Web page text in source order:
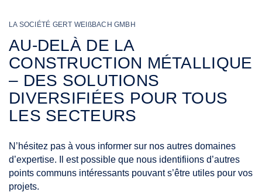
LA SOCIÉTÉ GERT WEI ßBACH GMBH
AU-DELÀ DE LA
CONSTRUCTION MÉTALLIQUE
– DES SOLUTIONS
DIVERSIFIÉES POUR TOUS
LES SECTEURS
N’hésitez pas à vous informer sur nos autres domaines
d’expertise. Il est possible que nous identifiions d’autres
points communs intéressants pouvant s’être utiles pour vos
projets.